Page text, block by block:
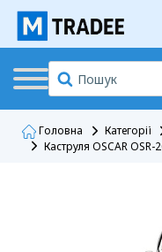
Головна Категорії
Каструля OSCAR